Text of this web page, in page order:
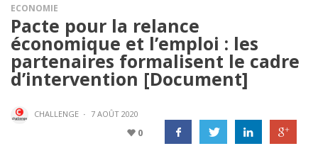
ECONOMIE
Pacte pour la relance
économique et l’emploi : les
partenaires formalisent le cadre
d’intervention [Document]
CHALLENGE · 7 AOÛT 2020
0